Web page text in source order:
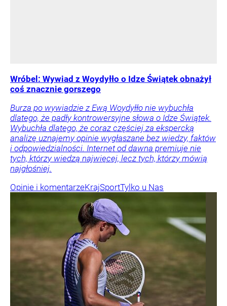
Wróbel: Wywiad z Woydyłło o Idze Świątek obnażył
coś znacznie gorszego
Burza po wywiadzie z Ewą Woydyłło nie wybuchła
dlatego, że padły kontrowersyjne słowa o Idze Świątek.
Wybuchła dlatego, że coraz częściej za ekspercką
analizę uznajemy opinie wygłaszane bez wiedzy, faktów
i odpowiedzialności. Internet od dawna premiuje nie
tych, którzy wiedzą najwięcej, lecz tych, którzy mówią
najgłośniej.
Opinie i komentarzeKrajSportTylko u Nas